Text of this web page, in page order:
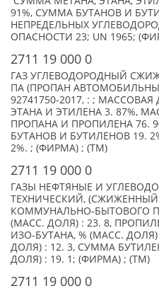
91%, СУММА БУТАНОВ И
НЕПРЕДЕЛЬНЫХ
ОПАСНОСТИ 23; UN 1965;
2711 19 000 0
ГАЗ УГЛЕВОДОРОДНЫЙ
ПА (ПРОПАН
92741750-2017, : ;
ЭТАНА И ЭТИЛЕНА 3. 87%,
ПРОПАНА И ПРОПИЛЕНА 76.
БУТАНОВ И БУТИЛЕНОВ 19.
2%. ; (ФИРМА) ; (TM)
2711 19 000 0
ГАЗЫ НЕФТЯНЫЕ И
ТЕХНИЧЕСКИЙ,
КОММУНАЛЬНО-БЫТОВОГО
(МАСС. ДОЛЯ) : 23. 8,
ИЗО-БУТАНА, % (МАСС. ДОЛЯ)
ДОЛЯ) : 12. 3, СУММА
ДОЛЯ) : 19. 1; (ФИРМА) ; (TM)
2711 19 000 0